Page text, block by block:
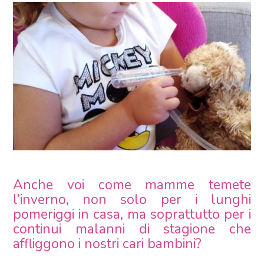
Anche voi come mamme temete
l’inverno, non solo per i lunghi
pomeriggi in casa, ma soprattutto per i
continui malanni di stagione che
affliggono i nostri cari bambini?